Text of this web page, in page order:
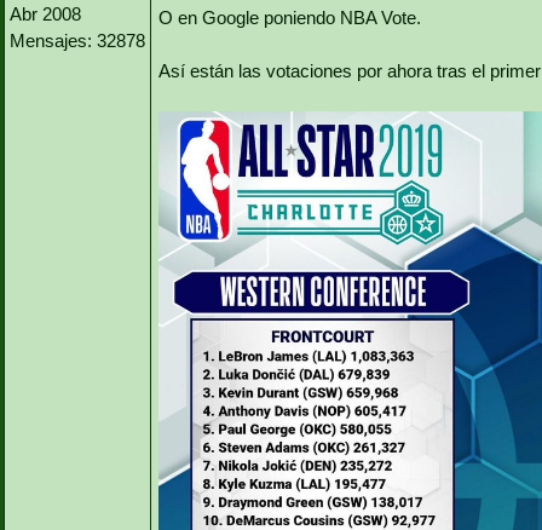
Abr 2008
Mensajes: 32878
O en Google poniendo NBA Vote.
Así están las votaciones por ahora tras el